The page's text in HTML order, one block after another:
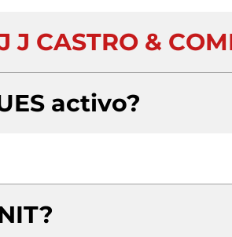
J CASTRO &
activo?